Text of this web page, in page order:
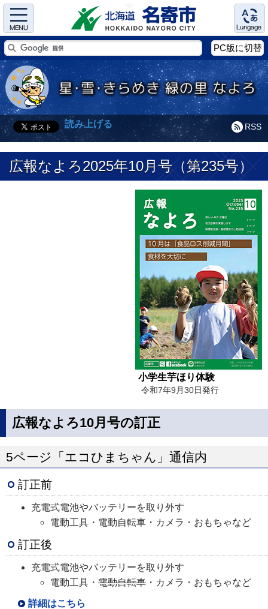
Menu Language
PC版に切替
RSS
読み上げる
広報なよろ2025年10月号（第235号）
小学生芋ほり体験
令和7年9月30日発行
広報なよろ10月号の訂正
5ページ「エコひまちゃん」通信内
訂正前
充電式電池やバッテリーを取り外す
電動工具・電動自転車・カメラ・おもちゃなど
訂正後
充電式電池やバッテリーを取り外す
電動工具・ 電動自転車 ・カメラ・おもちゃなど
詳細はこちら